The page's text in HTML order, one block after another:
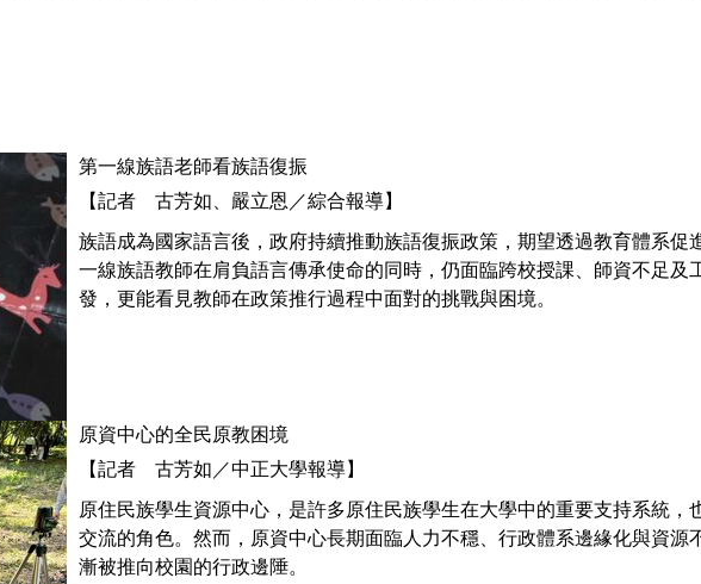
第一線族語老師看族語復振
【記者 古芳如、嚴立恩／綜合報導】
族語成為國家語言後，政府持續推動族語復振政策，期望透過教育體系促
一線族語教師在肩負語言傳承使命的同時，仍面臨跨校授課、師資不足及
發，更能看見教師在政策推行過程中面對的挑戰與困境。
原資中心的全民原教困境
【記者 古芳如／中正大學報導】
原住民族學生資源中心，是許多原住民族學生在大學中的重要支持系統，
交流的角色。然而，原資中心長期面臨人力不穩、行政體系邊緣化與資源
漸被推向校園的行政邊陲。